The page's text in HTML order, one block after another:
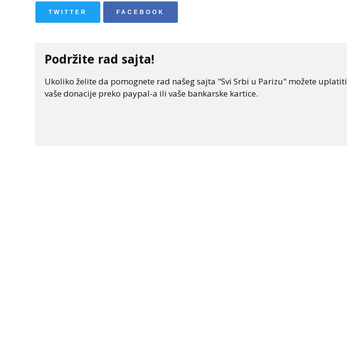
TWITTER FACEBOOK
Podržite rad sajta!
Ukoliko želite da pomognete rad našeg sajta "Svi Srbi u Parizu" možete uplatiti
vaše donacije preko paypal-a ili vaše bankarske kartice.